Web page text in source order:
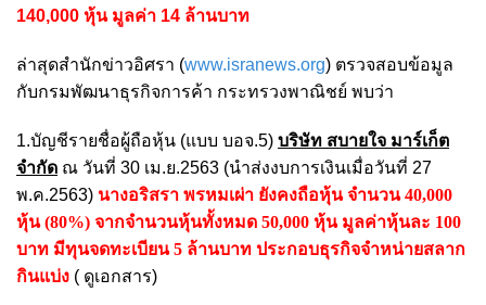
140,000 หุ้น มูลค่า 14 ล้านบาท
ล่าสุดสำนักข่าวอิศรา (www.isranews.org) ตรวจสอบข้อมูล
กับกรมพัฒนาธุรกิจการค้า กระทรวงพาณิชย์ พบว่า
1.บัญชีรายชื่อผู้ถือหุ้น (แบบ บอจ.5) บริษัท สบายใจ มาร์เก็ต
จำกัด ณ วันที่ 30 เม.ย.2563 (นำส่งงบการเงินเมื่อวันที่ 27
พ.ค.2563) นางอริสรา พรหมเผ่า ยังคงถือหุ้น จำนวน 40,000
หุ้น (80%) จากจำนวนหุ้นทั้งหมด 50,000 หุ้น มูลค่าหุ้นละ 100
บาท มีทุนจดทะเบียน 5 ล้านบาท ประกอบธุรกิจจำหน่ายสลาก
กินแบ่ง ( ดูเอกสาร)